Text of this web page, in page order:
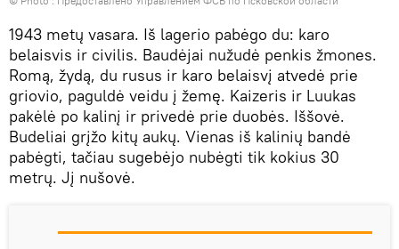
1943 metų vasara. Iš lagerio pabėgo du: karo
belaisvis ir civilis. Baudėjai nužudė penkis žmones.
Romą, žydą, du rusus ir karo belaisvį atvedė prie
griovio, paguldė veidu į žemę. Kaizeris ir Luukas
pakėlė po kalinį ir privedė prie duobės. Iššovė.
Budeliai grįžo kitų aukų. Vienas iš kalinių bandė
pabėgti, tačiau sugebėjo nubėgti tik kokius 30
metrų. Jį nušovė.